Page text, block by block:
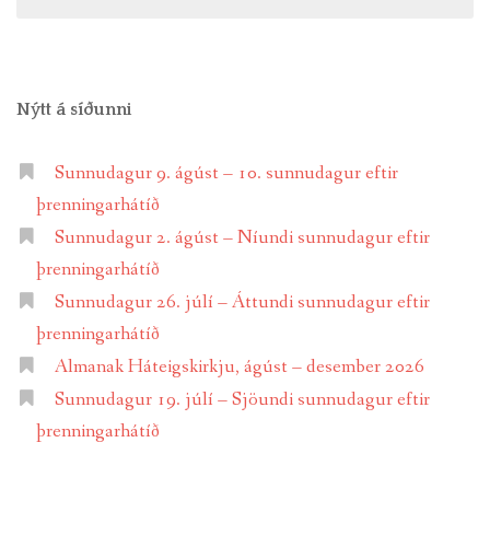
Nýtt á síðunni
Sunnudagur 9. ágúst – 10. sunnudagur eftir
þrenningarhátíð
Sunnudagur 2. ágúst – Níundi sunnudagur eftir
þrenningarhátíð
Sunnudagur 26. júlí – Áttundi sunnudagur eftir
þrenningarhátíð
Almanak Háteigskirkju, ágúst – desember 2026
Sunnudagur 19. júlí – Sjöundi sunnudagur eftir
þrenningarhátíð